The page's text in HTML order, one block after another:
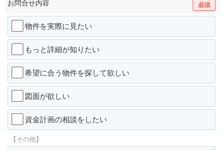
お問合せ内容 必須
物件を実際に見たい
もっと詳細が知りたい
希望に合う物件を探して欲しい
図面が欲しい
資金計画の相談をしたい
【その他】